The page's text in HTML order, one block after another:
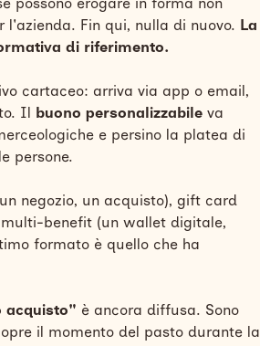
Fin qui, nulla di nuovo. La
di riferimento.
cartaceo: arriva via app o email,
Il buono personalizzabile va
e persino la platea di
persone.
negozio, un acquisto), gift card
benefit (un wallet digitale,
formato è quello che ha
acquisto" è ancora diffusa. Sono
il momento del pasto durante la